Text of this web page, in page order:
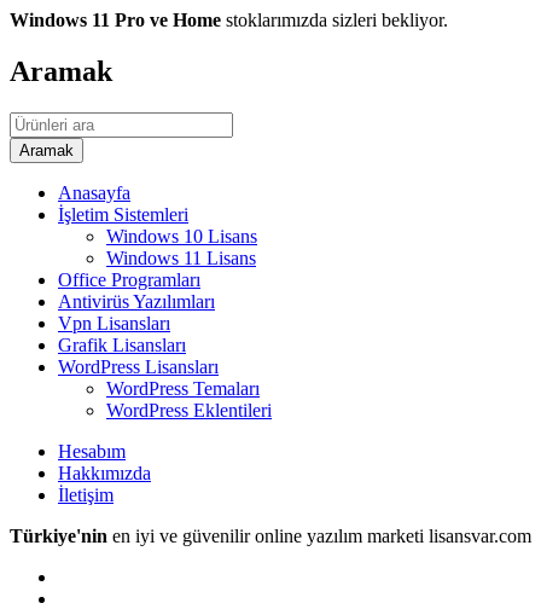
Windows 11 Pro ve Home stoklarımızda sizleri bekliyor.
Aramak
Anasayfa
İşletim Sistemleri
Windows 10 Lisans
Windows 11 Lisans
Office Programları
Antivirüs Yazılımları
Vpn Lisansları
Grafik Lisansları
WordPress Lisansları
WordPress Temaları
WordPress Eklentileri
Hesabım
Hakkımızda
İletişim
Türkiye'nin en iyi ve güvenilir online yazılım marketi lisansvar.com